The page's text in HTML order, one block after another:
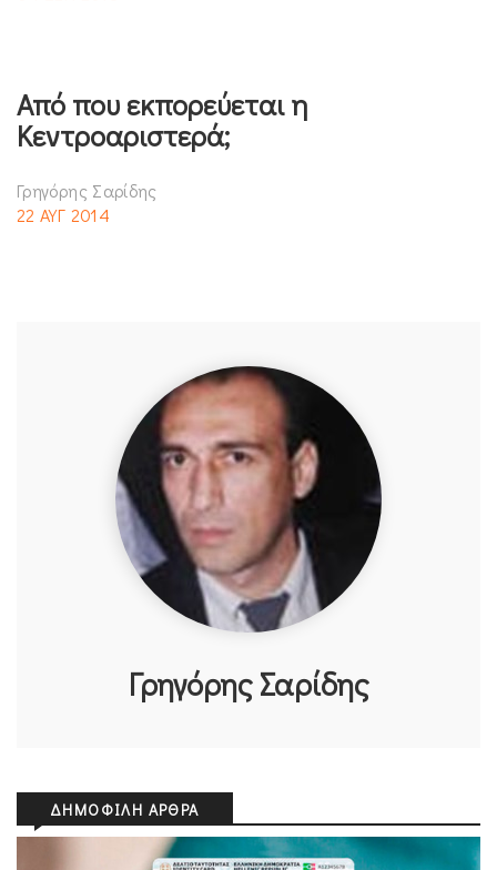
Από που εκπορεύεται η
Κεντροαριστερά;
Γρηγόρης Σαρίδης
22 ΑΥΓ 2014
Γρηγόρης Σαρίδης
ΔΗΜΟΦΙΛΉ ΆΡΘΡΑ